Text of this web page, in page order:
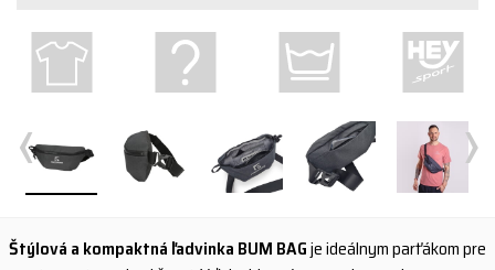
‹ ›
Štýlová a kompaktná ľadvinka BUM BAGje ideálnym parťákom pre